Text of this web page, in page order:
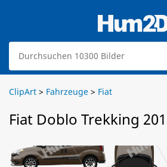
ClipArt > Fahrzeuge > Fiat
Fiat Doblo Trekking